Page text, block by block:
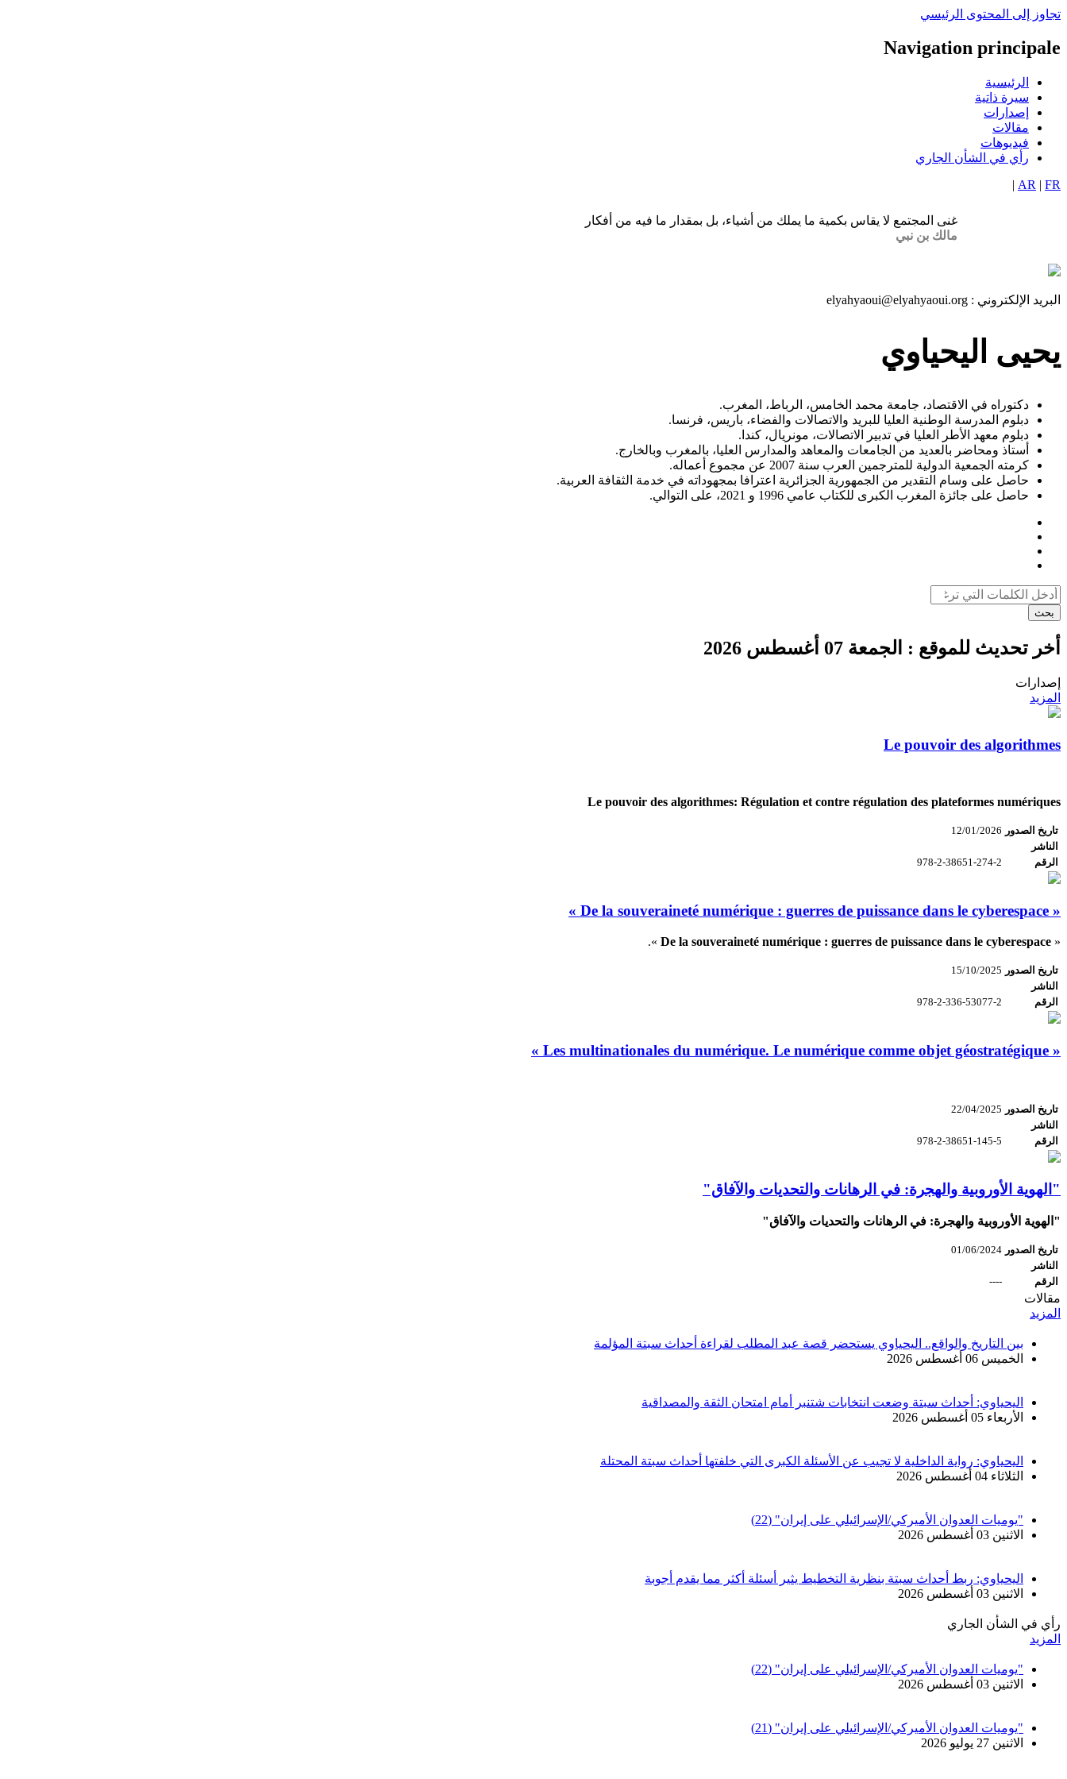
تجاوز إلى المحتوى الرئيسي
Navigation principale
الرئيسية
سيرة ذاتية
إصدارات
مقالات
فيديوهات
رأي في الشأن الجاري
AR | FR
|
غنى المجتمع لا يقاس بكمية ما يملك من أشياء، بل بمقدار ما فيه من أفكار
مالك بن نبي
البريد الإلكتروني : elyahyaoui@elyahyaoui.org
يحيى اليحياوي
دكتوراه في الاقتصاد، جامعة محمد الخامس، الرباط، المغرب.
دبلوم المدرسة الوطنية العليا للبريد والاتصالات والفضاء، باريس، فرنسا.
دبلوم معهد الأطر العليا في تدبير الاتصالات، مونريال، كندا.
أستاذ ومحاضر بالعديد من الجامعات والمعاهد والمدارس العليا، بالمغرب وبالخارج.
كرمته الجمعية الدولية للمترجمين العرب سنة 2007 عن مجموع أعماله.
حاصل على وسام التقدير من الجمهورية الجزائرية اعترافا بمجهوداته في خدمة الثقافة العربية.
حاصل على جائزة المغرب الكبرى للكتاب عامي 1996 و 2021، على التوالي.
بحث
أخر تحديث للموقع : الجمعة 07 أغسطس 2026
إصدارات
المزيد
Le pouvoir des algorithmes
Le pouvoir des algorithmes: Régulation et contre régulation des plateformes numériques
تاريخ الصدور 12/01/2026
الناشر
الرقم
978-2-38651-274-2
« De la souveraineté numérique : guerres de puissance dans le cyberespace »
«
De la souveraineté numérique : guerres de puissance dans le cyberespace
».
تاريخ الصدور 15/10/2025
الناشر
الرقم
978-2-336-53077-2
« Les multinationales du numérique. Le numérique comme objet géostratégique »
تاريخ الصدور 22/04/2025
الناشر
الرقم
978-2-38651-145-5
"الهوية الأوروبية والهجرة: في الرهانات والتحديات والآفاق"
"الهوية الأوروبية والهجرة: في الرهانات والتحديات والآفاق"
تاريخ الصدور 01/06/2024
الناشر
الرقم
----
مقالات
المزيد
بين التاريخ والواقع.. اليحياوي يستحضر قصة عبد المطلب لقراءة أحداث سبتة المؤلمة
الخميس 06 أغسطس 2026
اليحياوي: أحداث سبتة وضعت انتخابات شتنبر أمام امتحان الثقة والمصداقية
الأربعاء 05 أغسطس 2026
اليحياوي: رواية الداخلية لا تجيب عن الأسئلة الكبرى التي خلفتها أحداث سبتة المحتلة
الثلاثاء 04 أغسطس 2026
"يوميات العدوان الأميركي/الإسرائيلي على إيران" (22)
الاثنين 03 أغسطس 2026
اليحياوي: ربط أحداث سبتة بنظرية التخطيط يثير أسئلة أكثر مما يقدم أجوبة
الاثنين 03 أغسطس 2026
رأي في الشأن الجاري
المزيد
"يوميات العدوان الأميركي/الإسرائيلي على إيران" (22)
الاثنين 03 أغسطس 2026
"يوميات العدوان الأميركي/الإسرائيلي على إيران" (21)
الاثنين 27 يوليو 2026